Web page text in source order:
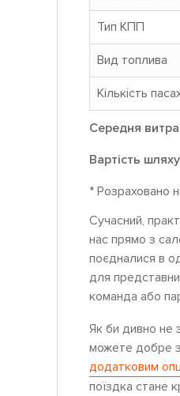
Тип КПП
Вид топлива
Кількість
Середня
Вартість
* Розраховано
Сучасний,
нас прямо з
поєдналися в
для
команда або
Як би дивно не
можете добре
додатковим
поїздка стане